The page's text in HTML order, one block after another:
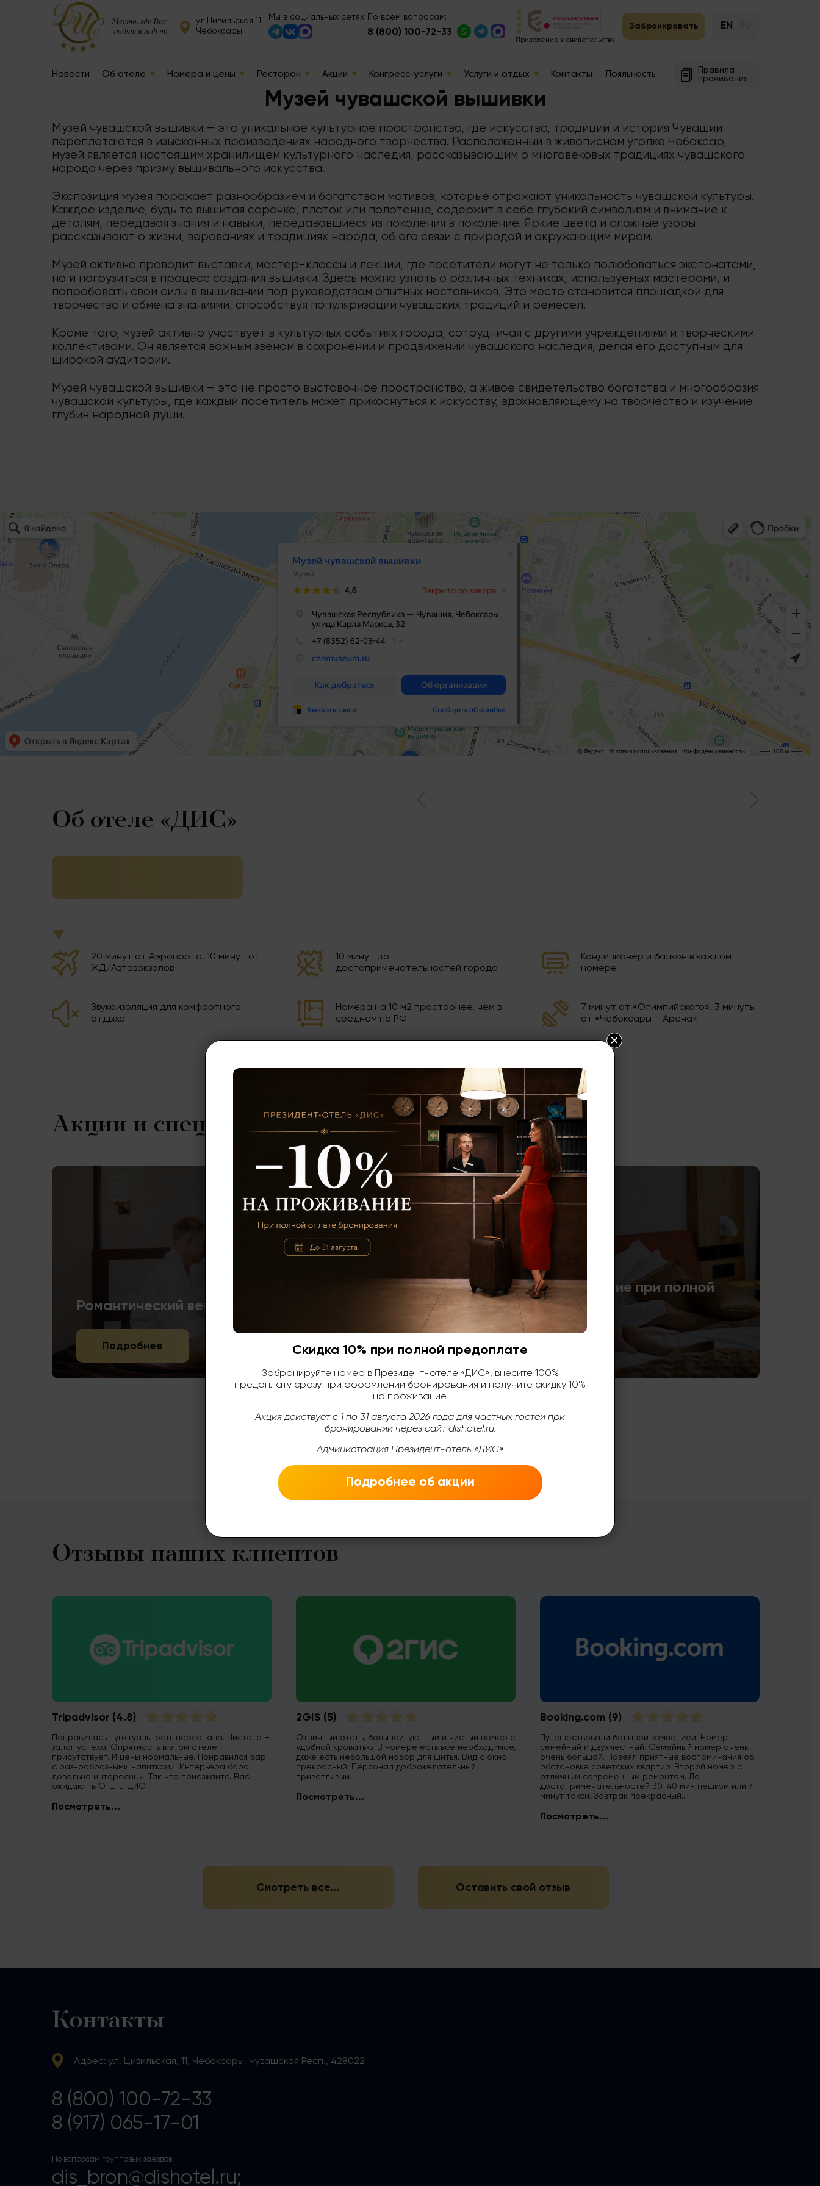
Место, где Вас
любят и ждут!
ул.Цивильская,11
Чебоксары
Мы в социальных сетях: По всем вопросам:
8 (800) 100-72-33
Приложение к свидетельству
Забронировать EN
Новости Об отеле Номера и цены Ресторан Акции Конгресс-услуги Услуги и отдых Контакты Лояльность
Правила
проживания
Музей чувашской вышивки
Музей чувашской вышивки — это уникальное культурное пространство, где искусство, традиции и история Чувашии
переплетаются в изысканных произведениях народного творчества. Расположенный в живописном уголке Чебоксар,
музей является настоящим хранилищем культурного наследия, рассказывающим о многовековых традициях чувашского
народа через призму вышивального искусства.
Экспозиция музея поражает разнообразием и богатством мотивов, которые отражают уникальность чувашской культуры.
Каждое изделие, будь то вышитая сорочка, платок или полотенце, содержит в себе глубокий символизм и внимание к
деталям, передавая знания и навыки, передававшиеся из поколения в поколение. Яркие цвета и сложные узоры
рассказывают о жизни, верованиях и традициях народа, об его связи с природой и окружающим миром.
Музей активно проводит выставки, мастер-классы и лекции, где посетители могут не только полюбоваться экспонатами,
но и погрузиться в процесс создания вышивки. Здесь можно узнать о различных техниках, используемых мастерами, и
попробовать свои силы в вышивании под руководством опытных наставников. Это место становится площадкой для
творчества и обмена знаниями, способствуя популяризации чувашских традиций и ремесел.
Кроме того, музей активно участвует в культурных событиях города, сотрудничая с другими учреждениями и творческими
коллективами. Он является важным звеном в сохранении и продвижении чувашского наследия, делая его доступным для
широкой аудитории.
Музей чувашской вышивки — это не просто выставочное пространство, а живое свидетельство богатства и многообразия
чувашской культуры, где каждый посетитель может прикоснуться к искусству, вдохновляющему на творчество и изучение
глубин народной души.
Музей чувашской вышивки
Музей в Чебоксарах
Об отеле «ДИС»
20 минут от Аэропорта. 10 минут от
ЖД/Автовокзалов
10 минут до
достопримечательностей города
Кондиционер и балкон в каждом
номере
Звукоизоляция для комфортного
отдыха
Номера на 10 м2 просторнее, чем в
среднем по РФ
7 минут от «Олимпийского». 3 минуты
от «Чебоксары – Арена»
Акции и спецпредложения
Романтический вечер в отеле
Подробнее
Скидка 10% на проживание при полной
предоплате
Подробнее
Смотреть все...
Отзывы наших клиентов
Tripadvisor (4.8)
Понравилась пунктуальность персонала. Чистота –
залог успеха. Опрятность в этом отеле
присутствует. И цены нормальные. Понравился бар
с разнообразными напитками. Интерьера бара
довольно интересный. Так что приезжайте. Вас
ожидают в ОТЕЛЕ-ДИС
Посмотреть...
2GIS (5)
Отличный отель, большой, уютный и чистый номер с
удобной кроватью. В номере есть все необходимое,
даже есть небольшой набор для шитья. Вид с окна
прекрасный. Персонал доброжелательный,
приветливый.
Посмотреть...
Booking.com (9)
Путешествовали большой компанией. Номер
семейный и двухместный. Семейный номер очень
очень большой. Навеял приятные воспоминания об
обстановке советских квартир. Второй номер с
отличным современным ремонтом. До
достопримечательностей 30-40 мин пешком или 7
минут такси. Завтрак прекрасный...
Посмотреть...
Смотреть все... Оставить свой отзыв
Контакты
Адрес: ул. Цивильская, 11, Чебоксары, Чувашская Респ., 428022
8 (800) 100-72-33
8 (917) 065-17-01
По вопросам групповых заездов:
dis_bron@dishotel.ru;
Скидка 10% при полной предоплате
Забронируйте номер в Президент-отеле «ДИС», внесите 100%
предоплату сразу при оформлении бронирования и получите скидку 10%
на проживание.
Акция действует с 1 по 31 августа 2026 года для частных гостей при
бронировании через сайт dishotel.ru.
Администрация Президент-отель «ДИС»
Подробнее об акции
×